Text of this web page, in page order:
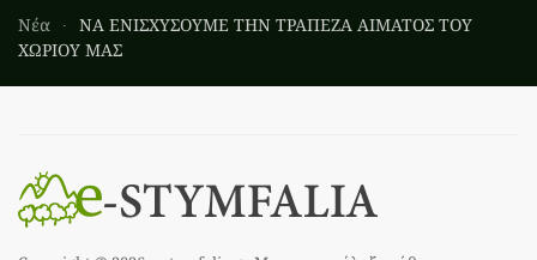
Νέα
ΝΑ ΕΝΙΣΧΥΣΟΥΜΕ ΤΗΝ ΤΡΑΠΕΖΑ ΑΙΜΑΤΟΣ TOY
ΧΩΡΙΟΥ ΜΑΣ